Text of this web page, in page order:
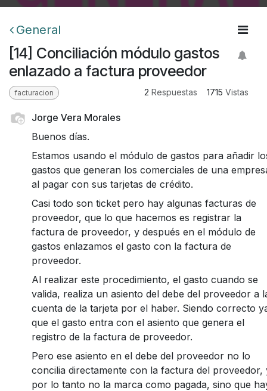
General
[14] Conciliación módulo gastos
enlazado a factura proveedor
facturacion 2 Respuestas 1715 Vistas
Jorge Vera Morales
Buenos días.
Estamos usando el módulo de gastos para añadir
gastos que generan los comerciales de una
al pagar con sus tarjetas de crédito.
Casi todo son ticket pero hay algunas facturas de
proveedor, que lo que hacemos es registrar la
factura de proveedor, y después en el módulo de
gastos enlazamos el gasto con la factura de
proveedor.
Al realizar este procedimiento, el gasto cuando se
valida, realiza un asiento del debe del proveedor a
cuenta de la tarjeta por el haber. Siendo correcto
que el gasto entra con el asiento que genera el
registro de la factura de proveedor.
Pero ese asiento en el debe del proveedor no lo
concilia directamente con la factura del proveedor,
por lo tanto no la marca como pagada, sino que